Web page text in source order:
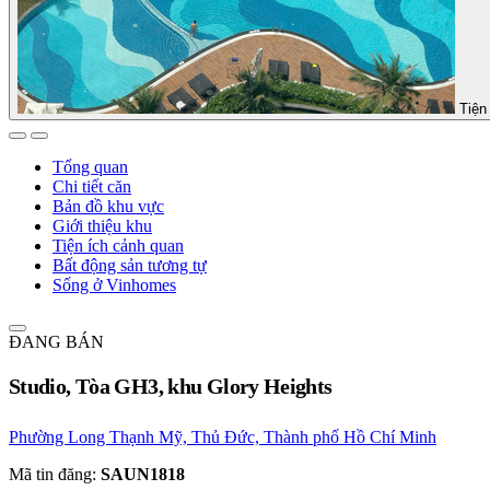
Tổng quan
Chi tiết căn
Bản đồ khu vực
Giới thiệu khu
Tiện ích cảnh quan
Bất động sản tương tự
Sống ở Vinhomes
ĐANG BÁN
Studio, Tòa GH3, khu Glory Heights
Phường Long Thạnh Mỹ, Thủ Đức, Thành phố Hồ Chí Minh
Mã tin đăng: SAUN1818